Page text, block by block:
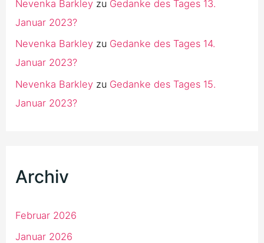
Nevenka Barkley zu Gedanke des Tages 13.
Januar 2023?️
Nevenka Barkley zu Gedanke des Tages 14.
Januar 2023?️
Nevenka Barkley zu Gedanke des Tages 15.
Januar 2023?️
Archiv
Februar 2026
Januar 2026